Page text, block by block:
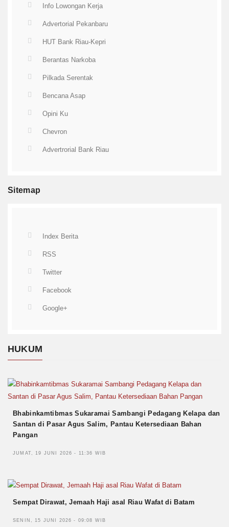
Info Lowongan Kerja
Advertorial Pekanbaru
HUT Bank Riau-Kepri
Berantas Narkoba
Pilkada Serentak
Bencana Asap
Opini Ku
Chevron
Advertrorial Bank Riau
Sitemap
Index Berita
RSS
Twitter
Facebook
Google+
HUKUM
Bhabinkamtibmas Sukaramai Sambangi Pedagang Kelapa dan
Santan di Pasar Agus Salim, Pantau Ketersediaan Bahan
Pangan
JUMAT, 19 JUNI 2026 - 11:36 WIB
Sempat Dirawat, Jemaah Haji asal Riau Wafat di Batam
SENIN, 15 JUNI 2026 - 09:08 WIB